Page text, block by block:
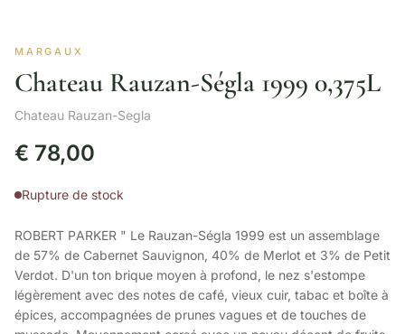
MARGAUX
Chateau Rauzan-Ségla 1999 0,375L
Chateau Rauzan-Segla
€ 78,00
Rupture de stock
ROBERT PARKER " Le Rauzan-Ségla 1999 est un assemblage
de 57% de Cabernet Sauvignon, 40% de Merlot et 3% de Petit
Verdot. D'un ton brique moyen à profond, le nez s'estompe
légèrement avec des notes de café, vieux cuir, tabac et boîte à
épices, accompagnées de prunes vagues et de touches de